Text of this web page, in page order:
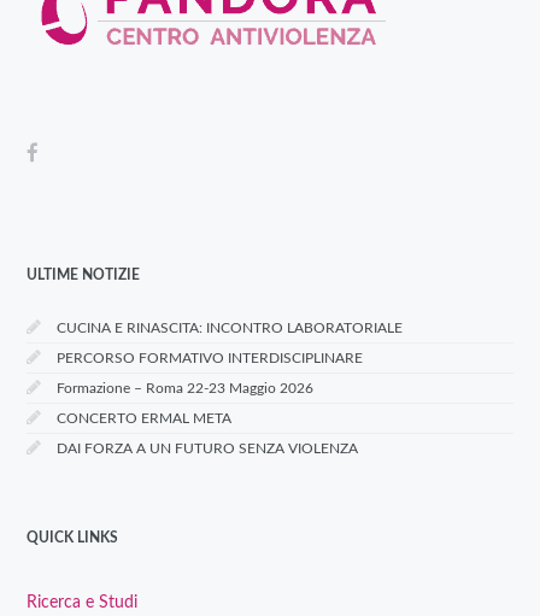
ULTIME NOTIZIE
CUCINA E RINASCITA: INCONTRO LABORATORIALE
PERCORSO FORMATIVO INTERDISCIPLINARE
Formazione – Roma 22-23 Maggio 2026
CONCERTO ERMAL META
DAI FORZA A UN FUTURO SENZA VIOLENZA
QUICK LINKS
Ricerca e Studi